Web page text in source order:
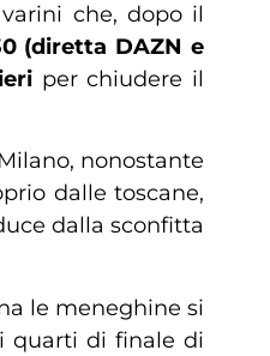
che, dopo il
(diretta DAZN e
per chiudere il
nonostante
dalle toscane,
dalla sconfitta
le meneghine si
quarti di finale di